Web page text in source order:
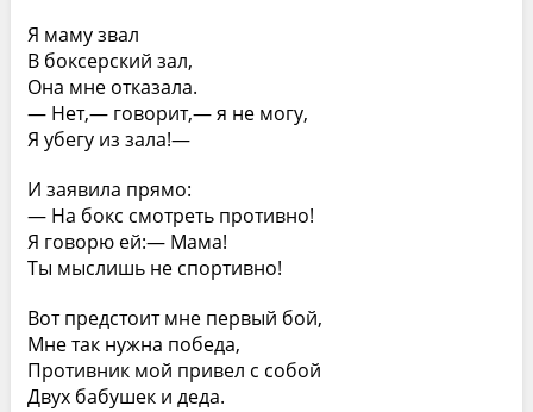
Я маму звал
В боксерский зал,
Она мне отказала.
— Нет,— говорит,— я не могу,
Я убегу из зала!—
И заявила прямо:
— На бокс смотреть противно!
Я говорю ей:— Мама!
Ты мыслишь не спортивно!
Вот предстоит мне первый бой,
Мне так нужна победа,
Противник мой привел с собой
Двух бабушек и деда.